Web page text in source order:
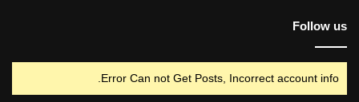
Follow us
Error Can not Get Posts, Incorrect account info.